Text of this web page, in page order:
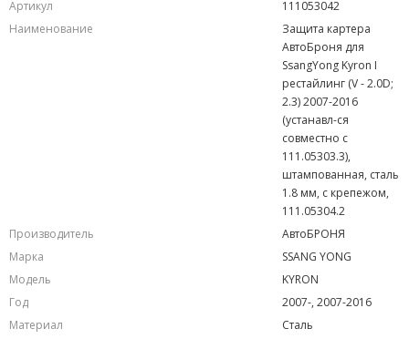
Артикул
111053042
Наименование
Защита картера
АвтоБроня для
SsangYong Kyron I
рестайлинг (V - 2.0D;
2.3) 2007-2016
(устанавл-ся
совместно с
111.05303.3),
штампованная, сталь
1.8 мм, с крепежом,
111.05304.2
Производитель
АвтоБРОНЯ
Марка
SSANG YONG
Модель
KYRON
Год
2007-, 2007-2016
Материал
Сталь